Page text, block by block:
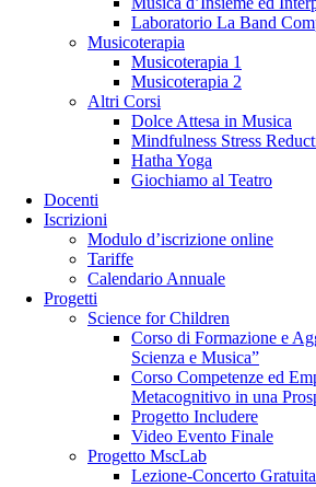
Laboratorio La Band
Musicoterapia
Musicoterapia 1
Musicoterapia 2
Altri Corsi
Dolce Attesa in Musica
Mindfulness Stress
Hatha Yoga
Giochiamo al Teatro
Docenti
Iscrizioni
Modulo d’iscrizione online
Tariffe
Calendario Annuale
Progetti
Science for Children
Corso di Formazione e
Scienza e Musica”
Corso Competenze ed
Metacognitivo in una
Progetto Includere
Video Evento Finale
Progetto MscLab
Lezione-Concerto